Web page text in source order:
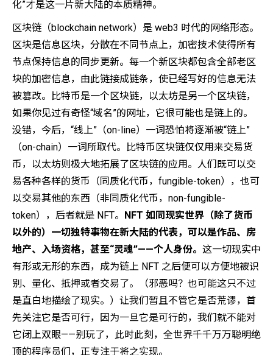
化”才是这一片新大陆的本质精神。
区块链（blockchain network）是 web3 时代的网络形态。
区块是信息区块，分散在不同节点上，加密技术使得所有
节点保持信息的同步更新。每一个新区块都包含全部老区
块的加密信息，由此链接成链条，使已经写好的信息无法
被篡改。比特币是一个区块链，以太坊是另一个区块链，
如果你见过有奇怪“域名”的网址，它很可能也是链上的。
没错，今后，“线上”（on-line）一词恐怕将逐渐被“链上”
（on-chain）一词所取代。比特币区块链仅仅用来交易货
币，以太坊则极大地拓展了区块链的应用。人们既可以交
易各种各样的货币（同质化代币，fungible-token），也可
以交易其他的东西（非同质化代币，non-fungible-
token），后者就是 NFT。 NFT 如同现实世界（除了货币
以外的）一切独特事物在新大陆的代表，可以是作品、房
地产、入场资格，甚至“灵魂”——个人身份。 这一切现实中
有形或无形的东西，成为链上 NFT 之后便可以方便地被识
别、量化、抵押或者交易了。（邪恶吗？也可能这只不过
是直白地描绘了现实。）让我们暂且不管它是否荒谬，首
先关注它是否可行，因为一旦它是可行的，我们就不能对
它闭上双眼——别玩了，此时此刻，全世界千千万万聪明绝
顶的程序员们，正专注于将之实现。